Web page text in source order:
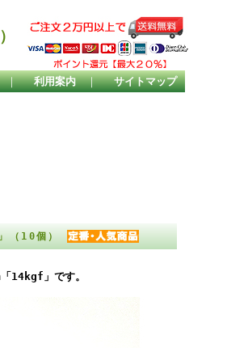
｜ 利用案内 ｜ サイトマップ
（10個）
14kgf」です。